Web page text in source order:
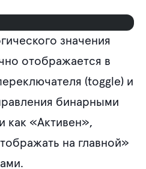
значения
отображается в
(toggle) и
бинарными
как «Активен»,
на главной»